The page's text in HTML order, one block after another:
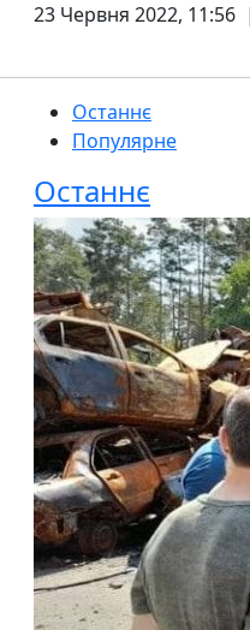
23 Червня 2022, 11:56
Останнє
Популярне
Останнє